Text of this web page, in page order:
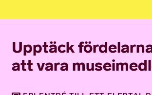
Upptäck
att vara